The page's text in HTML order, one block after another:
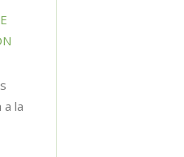
la